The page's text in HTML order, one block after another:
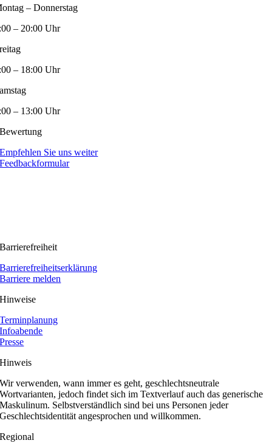
– Donnerstag
– 20:00 Uhr
– 18:00 Uhr
– 13:00 Uhr
Bewertung
Empfehlen Sie uns weiter
Feedbackformular
Barrierefreiheit
Barrierefreiheitserklärung
Barriere melden
Hinweise
Terminplanung
Infoabende
Presse
Hinweis
Wir verwenden, wann immer es geht, geschlechtsneutrale
Wortvarianten, jedoch findet sich im Textverlauf auch das generische
Maskulinum. Selbstverständlich sind bei uns Personen jeder
Geschlechtsidentität angesprochen und willkommen.
Regional